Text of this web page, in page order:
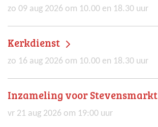
zo 09 aug 2026 om 10.00 en 18.30 uur
Kerkdienst
zo 16 aug 2026 om 10.00 en 18.30 uur
Inzameling voor Stevensmarkt
vr 21 aug 2026 om 19:00 uur